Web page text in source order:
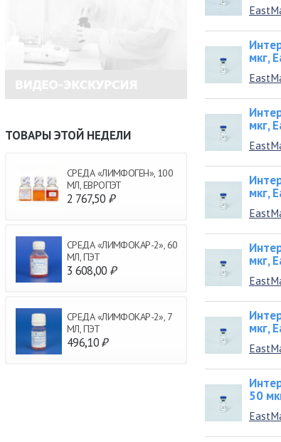
ТОВАРЫ ЭТОЙ НЕДЕЛИ
СРЕДА «ЛИМФОГЕН», 100
МЛ, ЕВРОПЭТ
2 767,50 ₽
СРЕДА «ЛИМФОКАР-2», 60
МЛ, ПЭТ
3 608,00 ₽
СРЕДА «ЛИМФОКАР-2», 7
МЛ, ПЭТ
496,10₽
мкг,
мкг,
мкг,
мкг,
мкг,
50